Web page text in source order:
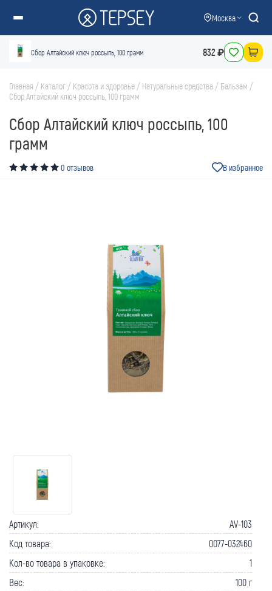
Москва
Сбор Алтайский ключ россыпь, 100 грамм 832 ₽
Главная / Каталог / Красота и здоровье / Натуральные средства / Бальзам /
Сбор Алтайский ключ россыпь, 100 грамм
Сбор Алтайский ключ россыпь, 100
грамм
0 отзывов В избранное
Артикул:
AV-103
Код товара:
0077-032460
Кол-во товара в упаковке:
1
Вес:
100 г